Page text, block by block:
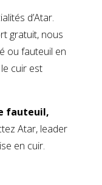
d’Atar.
gratuit, nous
ou fauteuil en
cuir est
fauteuil,
Atar, leader
en cuir.